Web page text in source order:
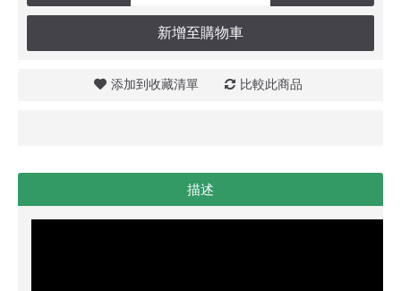
新增至購物車
添加到收藏清單 比較此商品
描述